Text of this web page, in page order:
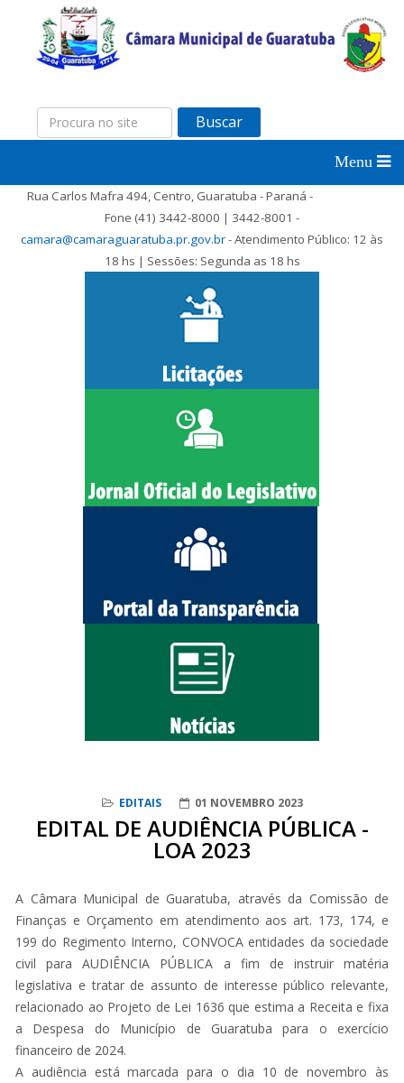
Buscar
Rua Carlos Mafra 494, Centro, Guaratuba - Paraná -
Fone (41) 3442-8000 | 3442-8001 -
camara@camaraguaratuba.pr.gov.br- Atendimento Público: 12 às
18 hs | Sessões: Segunda as 18 hs
EDITAIS 01 NOVEMBRO 2023
EDITAL DE AUDIÊNCIA PÚBLICA -
LOA 2023
A Câmara Municipal de Guaratuba, através da Comissão de
Finanças e Orçamento em atendimento aos art. 173, 174, e
199 do Regimento Interno, CONVOCA entidades da sociedade
civil para AUDIÊNCIA PÚBLICA a fim de instruir matéria
legislativa e tratar de assunto de interesse público relevante,
relacionado ao Projeto de Lei 1636 que estima a Receita e fixa
a Despesa do Município de Guaratuba para o exercício
financeiro de 2024.
A audiência está marcada para o dia 10 de novembro às